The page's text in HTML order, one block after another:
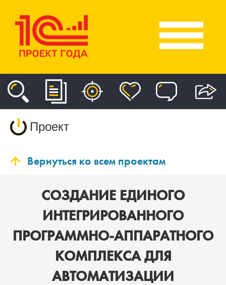
Проект
Вернуться ко всем проектам
СОЗДАНИЕ ЕДИНОГО
ИНТЕГРИРОВАННОГО
ПРОГРАММНО-АППАРАТНОГО
КОМПЛЕКСА ДЛЯ
АВТОМАТИЗАЦИИ